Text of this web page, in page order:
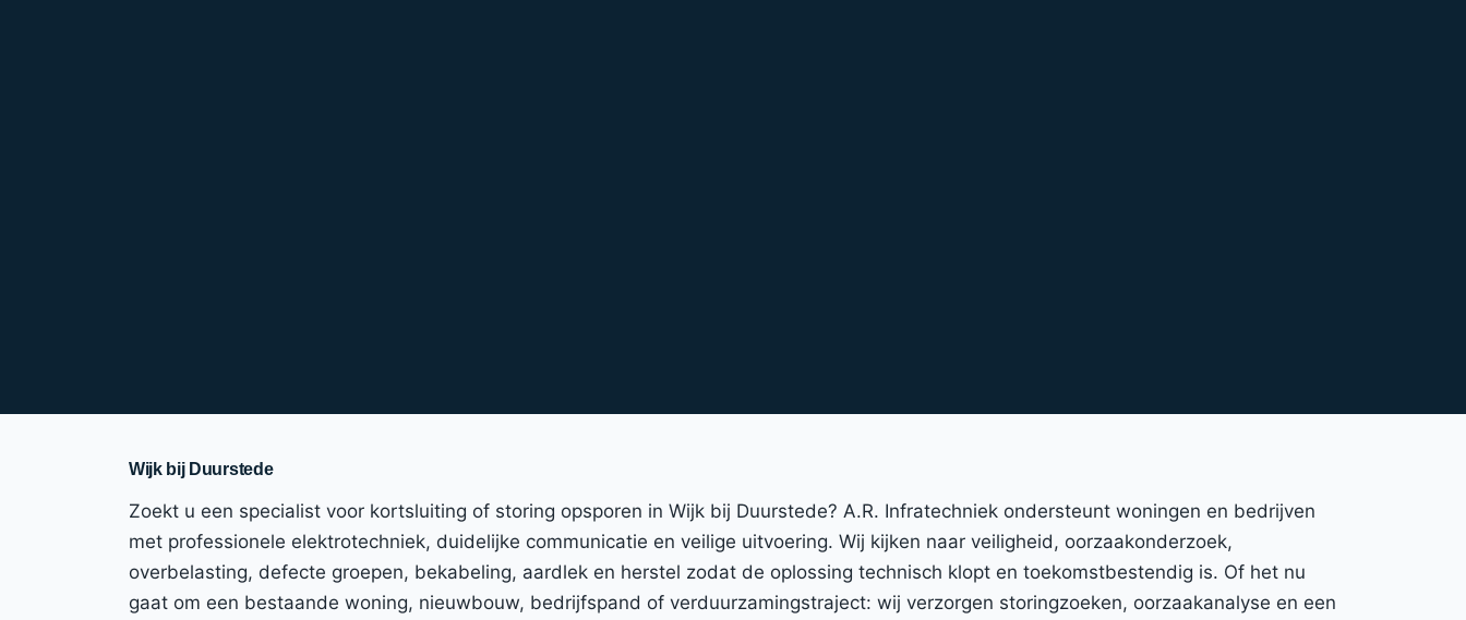
Wijk bij Duurstede
Zoekt u een specialist voor kortsluiting of storing opsporen in Wijk bij Duurstede? A.R. Infratechniek ondersteunt woningen en bedrijven
met professionele elektrotechniek, duidelijke communicatie en veilige uitvoering. Wij kijken naar veiligheid, oorzaakonderzoek,
overbelasting, defecte groepen, bekabeling, aardlek en herstel zodat de oplossing technisch klopt en toekomstbestendig is. Of het nu
gaat om een bestaande woning, nieuwbouw, bedrijfspand of verduurzamingstraject: wij verzorgen storingzoeken, oorzaakanalyse en een